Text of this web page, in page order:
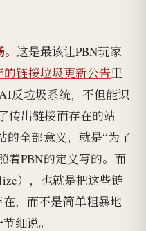
这是最该让PBN玩家
的链接垃圾更新公告里
反垃圾系统，不但能识
传出链接而存在的站
全部意义，就是“为了
着PBN的定义写的。而
），也就是把这些链
，而不是简单粗暴地
细说。